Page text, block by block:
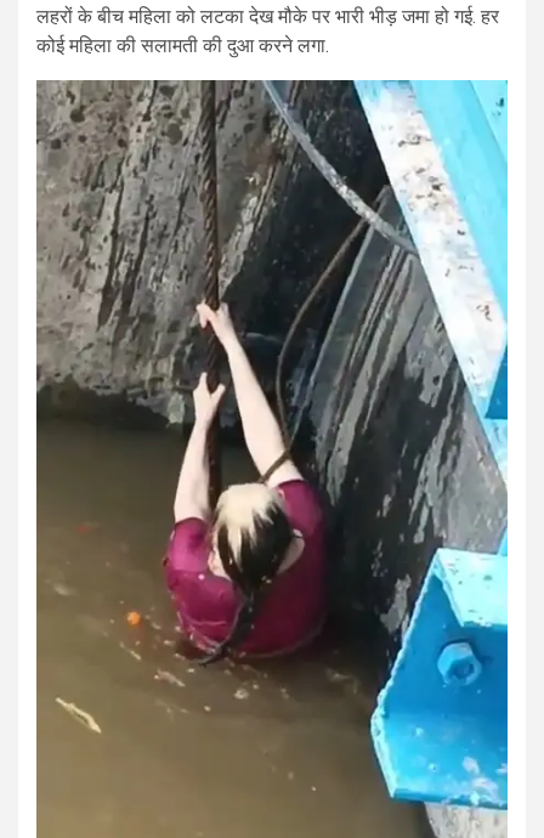
किए पुलिस को सूचना दी.
लहरों के बीच महिला को लटका देख मौके पर भारी भीड़ जमा हो गई. हर
कोई महिला की सलामती की दुआ करने लगा.